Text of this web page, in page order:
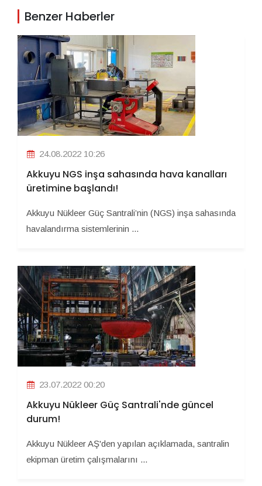
Benzer Haberler
24.08.2022 10:26
Akkuyu NGS inşa sahasında hava kanalları
üretimine başlandı!
Akkuyu Nükleer Güç Santrali’nin (NGS) inşa sahasında
havalandırma sistemlerinin ...
23.07.2022 00:20
Akkuyu Nükleer Güç Santrali'nde güncel
durum!
Akkuyu Nükleer AŞ'den yapılan açıklamada, santralin
ekipman üretim çalışmalarını ...